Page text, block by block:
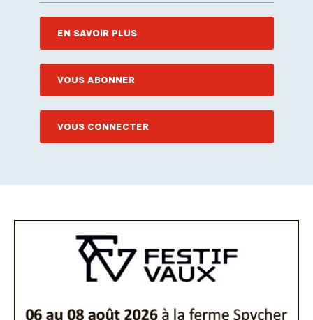
EN SAVOIR PLUS
VOUS ABONNER
VOUS CONNECTER